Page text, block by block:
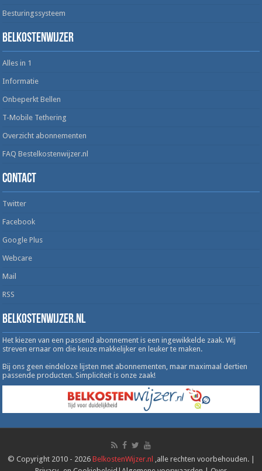
Besturingssysteem
Belkostenwijzer
Alles in 1
Informatie
Onbeperkt Bellen
T-Mobile Tethering
Overzicht abonnementen
FAQ Bestelkostenwijzer.nl
Contact
Twitter
Facebook
Google Plus
Webcare
Mail
RSS
Belkostenwijzer.nl
Het kiezen van een passend abonnement is een ingewikkelde zaak. Wij
streven ernaar om die keuze makkelijker en leuker te maken.
Bij ons geen eindeloze lijsten met abonnementen, maar maximaal dertien
passende producten. Simpliciteit is onze zaak!
© Copyright 2010 - 2026 BelkostenWijzer.nl ,alle rechten voorbehouden. |